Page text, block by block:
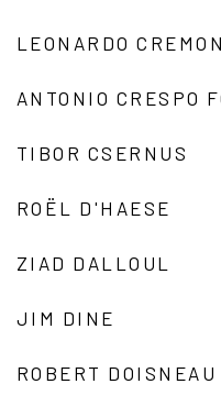
LEONARDO
ANTONIO CRESPO
TIBOR CSERNUS
ROËL D'HAESE
ZIAD DALLOUL
JIM DINE
ROBERT DOISNEAU